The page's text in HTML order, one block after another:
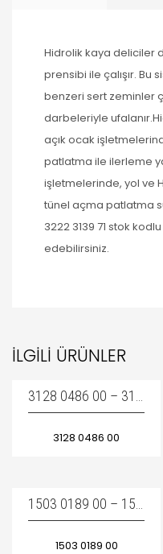
Hidrolik kaya deliciler
prensibi ile çalışır.
benzeri sert zeminler
darbeleriyle
açık ocak
patlatma ile ilerleme
işletmelerinde, yol ve
tünel açma patlatma
3222 3139 71 stok
edebilirsiniz.
İLGILI ÜRÜNLER
3128 0486 00
1503 0189 00